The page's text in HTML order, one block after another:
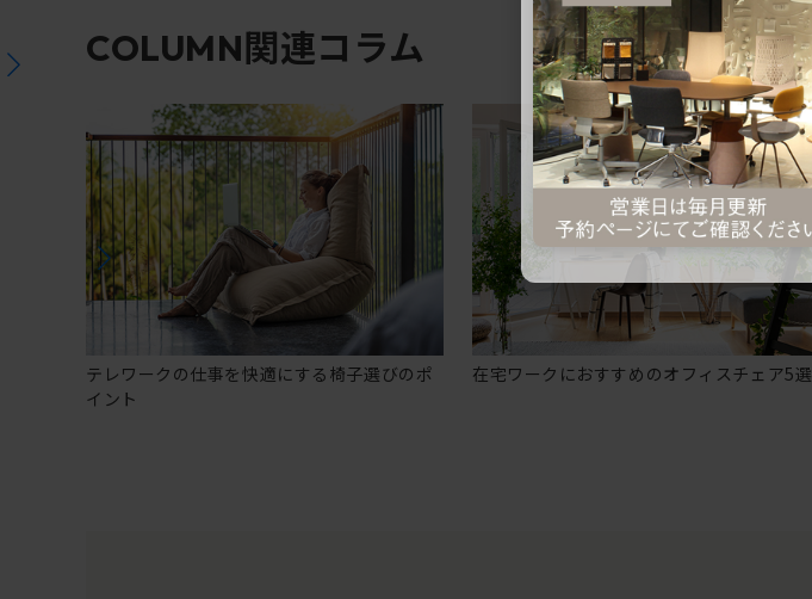
COLUMN関連コラム
テレワークの仕事を快適にする椅子選びのポ
イント
在宅ワークにおすすめのオフィスチェア5選